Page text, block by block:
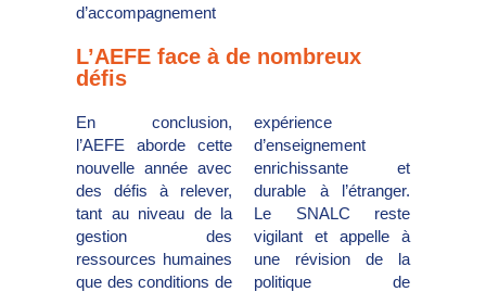
d’accompagnement
L’AEFE face à de nombreux
défis
En conclusion,
l’AEFE aborde cette
nouvelle année avec
des défis à relever,
tant au niveau de la
gestion des
ressources humaines
que des conditions de
expérience
d’enseignement
enrichissante et
durable à l’étranger.
Le SNALC reste
vigilant et appelle à
une révision de la
politique de